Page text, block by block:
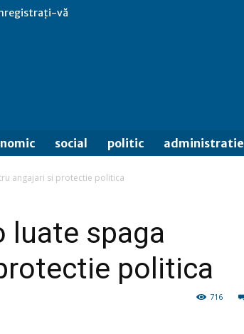
vă
social politic administratie
angajari si protectie politica
luate spaga
politica
716